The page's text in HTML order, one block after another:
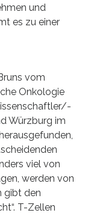
und
es zu einer
vom
Onkologie
Würzburg im
viel von
werden von
gibt den
T-Zellen